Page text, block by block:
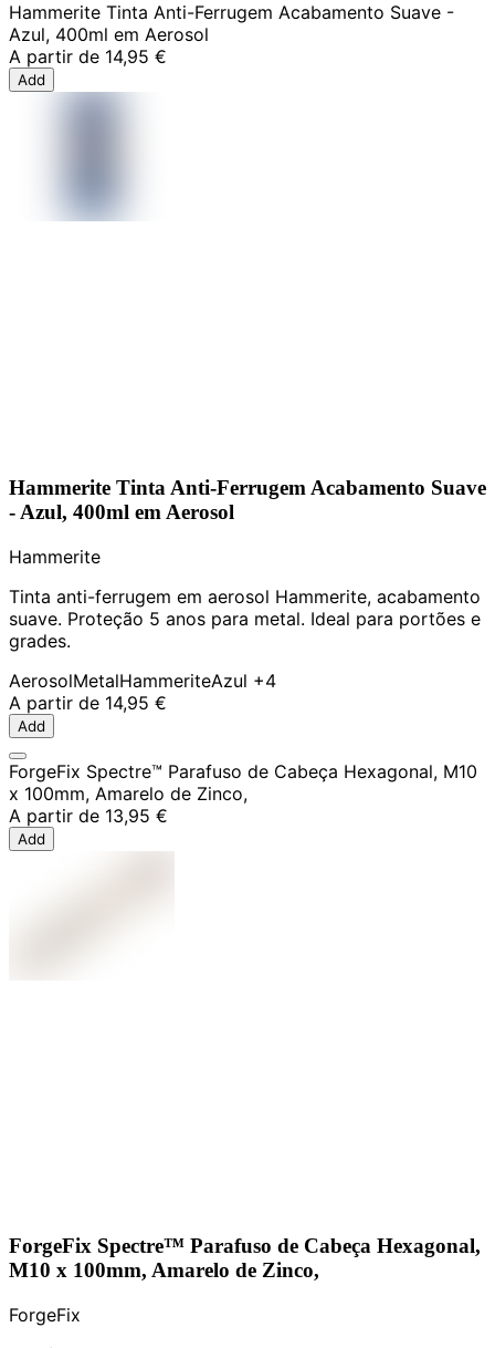
Hammerite Tinta Anti-Ferrugem Acabamento Suave -
Azul, 400ml em Aerosol
A partir de 14,95 €
Add
Hammerite Tinta Anti-Ferrugem Acabamento Suave
- Azul, 400ml em Aerosol
Hammerite
Tinta anti-ferrugem em aerosol Hammerite, acabamento
suave. Proteção 5 anos para metal. Ideal para portões e
grades.
AerosolMetalHammeriteAzul +4
A partir de 14,95 €
Add
ForgeFix Spectre™ Parafuso de Cabeça Hexagonal, M10
x 100mm, Amarelo de Zinco,
A partir de 13,95 €
Add
ForgeFix Spectre™ Parafuso de Cabeça Hexagonal,
M10 x 100mm, Amarelo de Zinco,
ForgeFix